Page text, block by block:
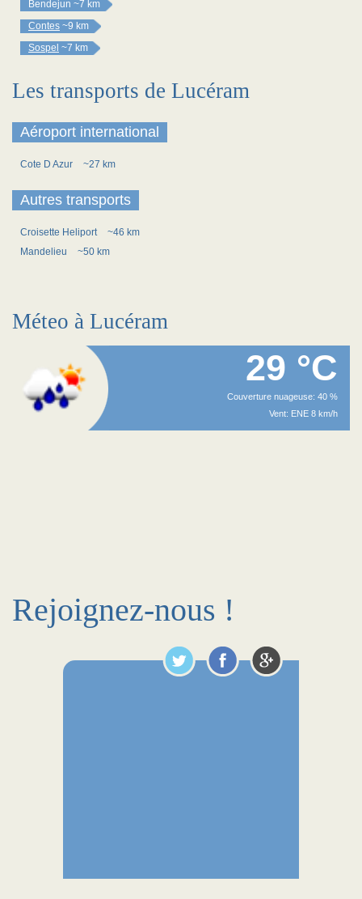
Bendejun ~7 km
Contes ~9 km
Sospel ~7 km
Les transports de Lucéram
Aéroport international
Cote D Azur ~27 km
Autres transports
Croisette Heliport
~46 km
Mandelieu
~50 km
Méteo à Lucéram
29 °C
Couverture nuageuse: 40 %
Vent: ENE 8 km/h
Rejoignez-nous !